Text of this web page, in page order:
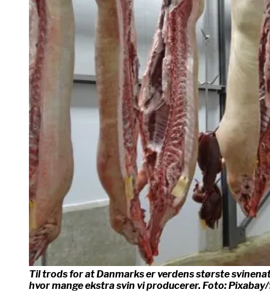
Til trods for at Danmarks er verdens største
hvor mange ekstra svin vi producerer. Foto: